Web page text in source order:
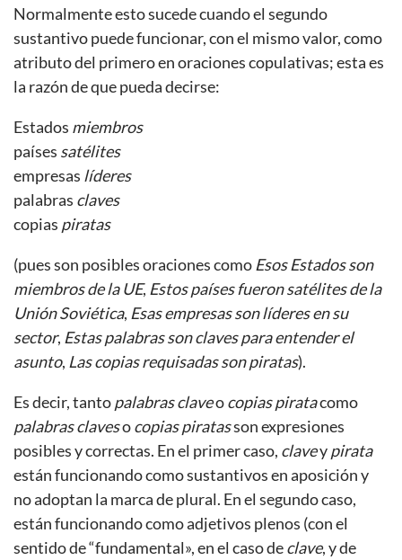
Normalmente esto sucede cuando el segundo
sustantivo puede funcionar, con el mismo valor, como
atributo del primero en oraciones copulativas; esta es
la razón de que pueda decirse:
Estados miembros
países satélites
empresas líderes
palabras claves
copias piratas
(pues son posibles oraciones como Esos Estados son
miembros de la UE, Estos países fueron satélites de la
Unión Soviética, Esas empresas son líderes en su
sector, Estas palabras son claves para entender el
asunto, Las copias requisadas son piratas).
Es decir, tantopalabras claveocopias piratacomo
palabras clavesocopias piratasson expresiones
posibles y correctas. En el primer caso, claveypirata
están funcionando como sustantivos en aposición y
no adoptan la marca de plural. En el segundo caso,
están funcionando como adjetivos plenos (con el
sentido de “fundamental», en el caso declave, y de